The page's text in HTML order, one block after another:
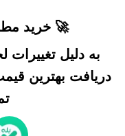
🚀 خرید
به دلیل
دریافت بهترین